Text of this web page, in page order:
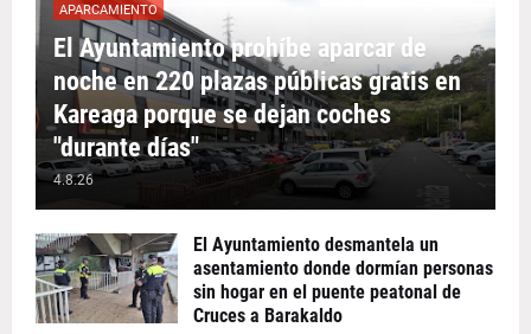
APARCAMIENTO
El Ayuntamiento prohíbe aparcar de
noche en 220 plazas públicas gratis en
Kareaga porque se dejan coches
"durante días"
4.8.26
El Ayuntamiento desmantela un
asentamiento donde dormían personas
sin hogar en el puente peatonal de
Cruces a Barakaldo